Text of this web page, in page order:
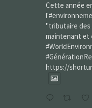
Cette année
"tributaire
maintenant et
https://